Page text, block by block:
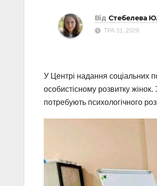
Від Стебелева
ТРА 31, 2026
У Центрі надання соціальних
особистісному розвитку жінок.
потребують психологічного